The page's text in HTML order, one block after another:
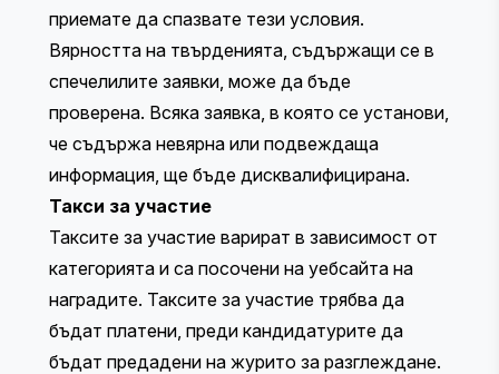
приемате да спазвате тези условия.
Вярността на твърденията, съдържащи се в
спечелилите заявки, може да бъде
проверена. Всяка заявка, в която се установи,
че съдържа невярна или подвеждаща
информация, ще бъде дисквалифицирана.
Такси за участие
Таксите за участие варират в зависимост от
категорията и са посочени на уебсайта на
наградите. Таксите за участие трябва да
бъдат платени, преди кандидатурите да
бъдат предадени на журито за разглеждане.